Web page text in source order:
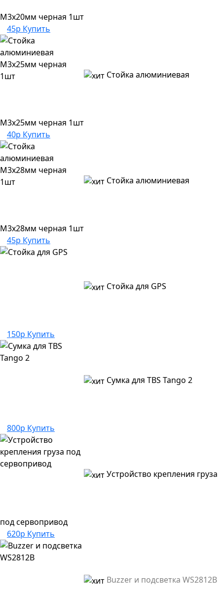
M3x20мм черная 1шт
45р Купить
Стойка алюминиевая
M3x25мм черная 1шт
40р Купить
Стойка алюминиевая
M3x28мм черная 1шт
45р Купить
Стойка для GPS
150р Купить
Сумка для TBS Tango 2
800р Купить
Устройство крепления груза
под сервопривод
620р Купить
Buzzer и подсветка WS2812B